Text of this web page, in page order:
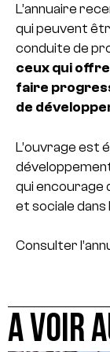
L’annuaire
qui peuvent
conduite de
ceux qui
faire
de
L’ouvrage est
qui encourage
et sociale
Consulter
A VOIR